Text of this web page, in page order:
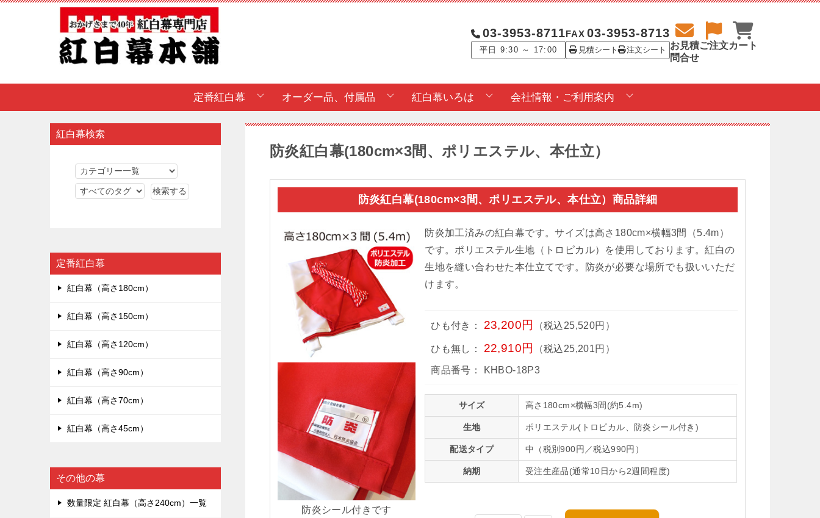
03-3953-8711
平日 9:30 ～ 17:00
FAX 03-3953-8713
見積シート 注文シート
お見積
問合せ
ご注文カート
定番紅白幕 オーダー品、付属品 紅白幕いろは 会社情報・ご利用案内
防炎紅白幕(180cm×3間、ポリエステル、本仕立）
防炎紅白幕(180cm×3間、ポリエステル、本仕立）商品詳細
防炎シール付きです
防炎加工済みの紅白幕です。サイズは高さ180cm×横幅3間（5.4m）
です。ポリエステル生地（トロピカル）を使用しております。紅白の
生地を縫い合わせた本仕立てです。防炎が必要な場所でも扱いいただ
けます。
ひも付き： 23,200円 （税込25,520円）
ひも無し： 22,910円 （税込25,201円）
商品番号： KHBO-18P3
サイズ 高さ180cm×横幅3間(約5.4m)
生地 ポリエステル(トロピカル、防炎シール付き)
配送タイプ 中（税別900円／税込990円）
納期 受注生産品(通常10日から2週間程度)
紅白幕検索
定番紅白幕
紅白幕（高さ180cm）
紅白幕（高さ150cm）
紅白幕（高さ120cm）
紅白幕（高さ90cm）
紅白幕（高さ70cm）
紅白幕（高さ45cm）
その他の幕
数量限定 紅白幕（高さ240cm）一覧